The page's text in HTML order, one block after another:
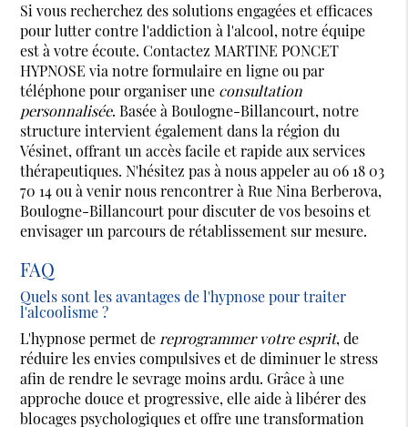
Si vous recherchez des solutions engagées et efficaces
pour lutter contre l'addiction à l'alcool, notre équipe
est à votre écoute. Contactez MARTINE PONCET
HYPNOSE via notre formulaire en ligne ou par
téléphone pour organiser une consultation
personnalisée. Basée à Boulogne-Billancourt, notre
structure intervient également dans la région du
Vésinet, offrant un accès facile et rapide aux services
thérapeutiques. N'hésitez pas à nous appeler au 06 18 03
70 14 ou à venir nous rencontrer à Rue Nina Berberova,
Boulogne-Billancourt pour discuter de vos besoins et
envisager un parcours de rétablissement sur mesure.
FAQ
Quels sont les avantages de l'hypnose pour traiter
l'alcoolisme ?
L'hypnose permet de reprogrammer votre esprit, de
réduire les envies compulsives et de diminuer le stress
afin de rendre le sevrage moins ardu. Grâce à une
approche douce et progressive, elle aide à libérer des
blocages psychologiques et offre une transformation